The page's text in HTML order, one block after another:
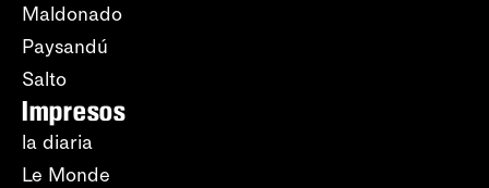
Maldonado
Paysandú
Salto
Impresos
la diaria
Le Monde